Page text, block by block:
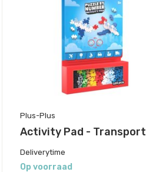
Plus-Plus
Activity Pad - Transport
Deliverytime
Op voorraad